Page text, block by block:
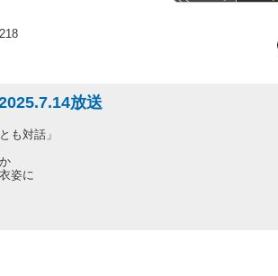
放送
も対話」
姿に